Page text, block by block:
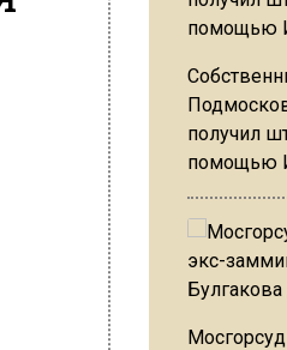
получил
помощью